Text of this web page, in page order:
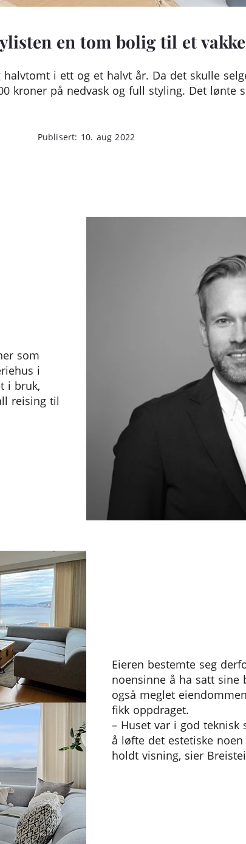
en tom bolig til et
i ett og et halvt år. Da det skulle
kroner på nedvask og full styling. Det lønte
Publisert: 10. aug 2022
som
i
i bruk,
reising til
Eieren bestemte seg
noensinne å ha satt sine
også meglet
fikk oppdraget.
– Huset var i god teknisk
å løfte det estetiske
holdt visning, sier